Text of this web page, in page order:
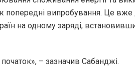
випробування. Це
на одному заряді,
– зазначив Сабанджі.